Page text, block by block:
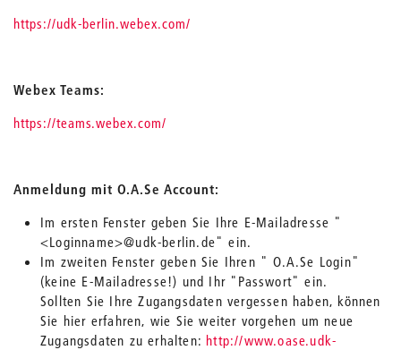
https://udk-berlin.webex.com/
Webex Teams:
https://teams.webex.com/
Anmeldung mit O.A.Se Account:
Im ersten Fenster geben Sie Ihre E-Mailadresse "
<Loginname>@udk-berlin.de" ein.
Im zweiten Fenster geben Sie Ihren " O.A.Se Login"
(keine E-Mailadresse!) und Ihr "Passwort" ein.
Sollten Sie Ihre Zugangsdaten vergessen haben, können
Sie hier erfahren, wie Sie weiter vorgehen um neue
Zugangsdaten zu erhalten: http://www.oase.udk-